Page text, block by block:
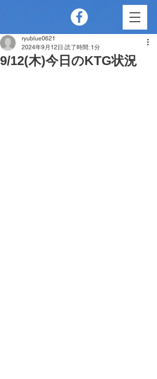
9/12(木)今日のKTG状況
ryublue0621
2024年9月12日 読了時間: 1分